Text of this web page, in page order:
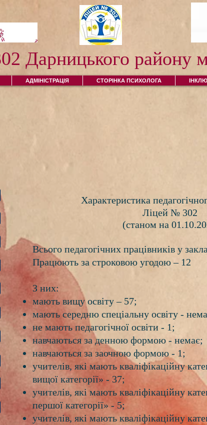
Дарницького району
АДМІНІСТРАЦІЯ СТОРІНКА ПСИХОЛОГА
Характеристика
Ліцей № 302
(станом на
Всього педагогічних працівників у
Працюють за строковою угодою – 12
З них:
мають вищу освіту– 57;
мають середню спеціальну освіту -
не мають педагогічної освіти - 1;
навчаються за денною формою - немає;
навчаються за заочною формою - 1;
учителів, які мають кваліфікаційну
вищої категорії» - 37;
учителів, які мають кваліфікаційну
першої категорії» - 5;
учителів, які мають кваліфікаційну